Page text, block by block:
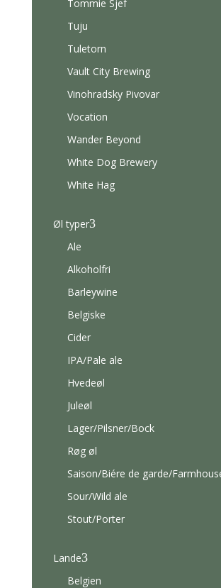
Tommie Sjef
Tuju
Tuletorn
Vault City Brewing
Vinohradsky Pivovar
Vocation
Wander Beyond
White Dog Brewery
White Hag
Øl typer3
Ale
Alkoholfri
Barleywine
Belgiske
Cider
IPA/Pale ale
Hvedeøl
Juleøl
Lager/Pilsner/Bock
Røg øl
Saison/Biére de garde/
Sour/Wild ale
Stout/Porter
Lande3
Belgien